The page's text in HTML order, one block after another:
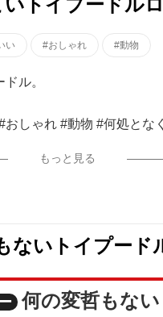
トイプードル
い #おしゃれ #動物
ル。
しゃれ #動物 #何処とな
もっと見る
ないトイプード
何の変哲もな